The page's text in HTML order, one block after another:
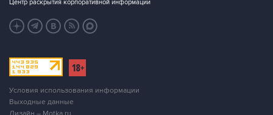
Центр раскрытия корпоративной информации
Условия использования информации
Выходные данные